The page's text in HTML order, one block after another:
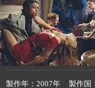
製作年 2007年 製作国